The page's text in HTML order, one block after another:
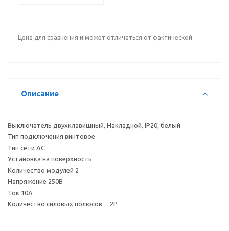
Цена для сравнения и может отличаться от фактической
Описание
Выключатель двухклавишный, Накладной, IP20, белый
Тип подключения винтовое
Тип сети AC
Установка на поверхность
Количество модулей 2
Напряжение 250В
Ток 10А
Количество силовых полюсов 2P